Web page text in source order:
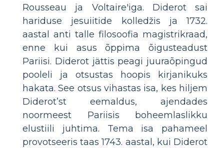
Rousseau ja Voltaire'iga. Diderot sai
hariduse jesuiitide kolledžis ja 1732.
aastal anti talle filosoofia magistrikraad,
enne kui asus õppima õigusteadust
Pariisi. Diderot jättis peagi juuraõpingud
pooleli ja otsustas hoopis kirjanikuks
hakata. See otsus vihastas isa, kes hiljem
Diderot’st eemaldus, ajendades
noormeest Pariisis boheemlaslikku
elustiili juhtima. Tema isa pahameel
provotseeris taas 1743. aastal, kui Diderot